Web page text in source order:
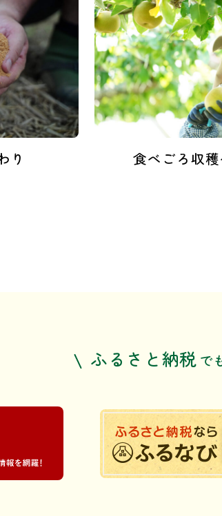
り 食べごろ収
ふるさと納税 で